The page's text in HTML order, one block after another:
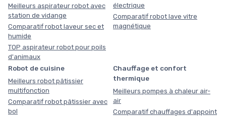
Meilleurs aspirateur robot avec
station de vidange
Comparatif robot laveur sec et
humide
TOP aspirateur robot pour poils
d'animaux
électrique
Comparatif robot lave vitre
magnétique
Robot de cuisine
Meilleurs robot pâtissier
multifonction
Comparatif robot pâtissier avec
bol
Chauffage et confort
thermique
Meilleurs pompes à chaleur air-
air
Comparatif chauffages d'appoint